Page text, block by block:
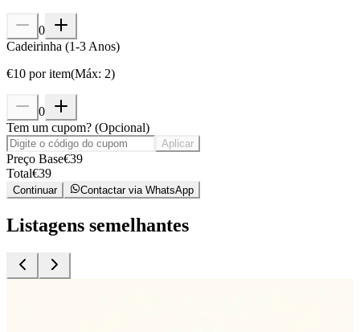
0
Cadeirinha (1-3 Anos)
€10 por item(Máx: 2)
0
Tem um cupom? (Opcional)
Aplicar
Preço Base€39
Total€39
Continuar Contactar via WhatsApp
Listagens semelhantes